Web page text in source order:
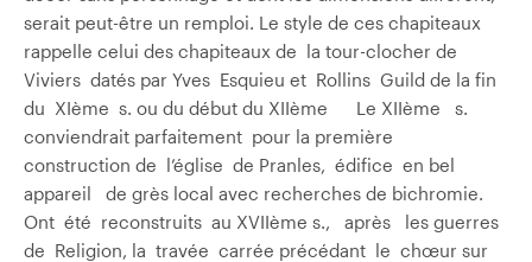
serait peut-être un remploi. Le style de ces chapiteaux
rappelle celui des chapiteaux de la tour-clocher de
Viviers datés par Yves Esquieu et Rollins Guild de la fin
du XIème s. ou du début du XIIème Le XIIème s.
conviendrait parfaitement pour la première
construction de l’église de Pranles, édifice en bel
appareil de grès local avec recherches de bichromie.
Ont été reconstruits au XVIIème s., après les guerres
de Religion, la travée carrée précédant le chœur sur